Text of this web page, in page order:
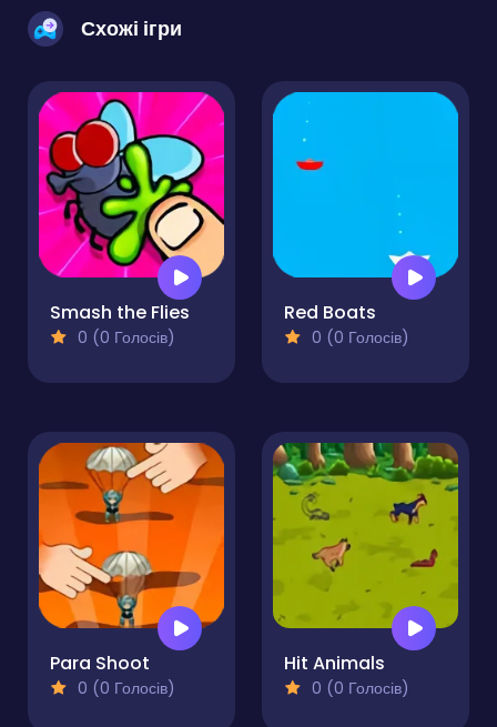
Схожі ігри
Smash the Flies
0 (0 Голосів)
Red Boats
0 (0 Голосів)
Para Shoot
0 (0 Голосів)
Hit Animals
0 (0 Голосів)